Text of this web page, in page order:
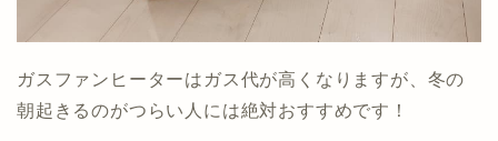
ガスファンヒーターはガス代が高くなりますが、冬の
朝起きるのがつらい人には絶対おすすめです！